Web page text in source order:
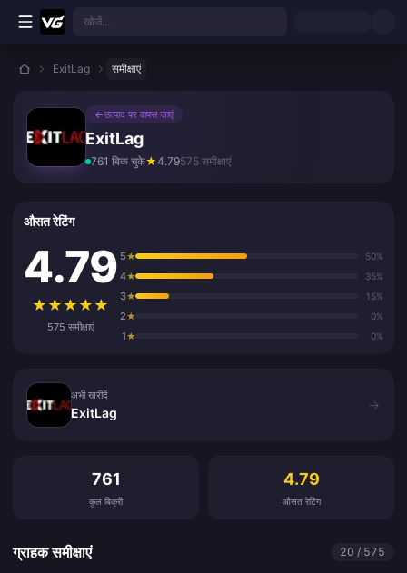
मुख्य सामग्री पर जाएं
खोजें...
ExitLag समीक्षाएं
←उत्पाद पर वापस जाएं
ExitLag
761 बिक चुके★4.79575 समीक्षाएं
औसत रेटिंग
4.79
★ ★ ★ ★ ★
575 समीक्षाएं
5★ 50%
4★ 35%
3★ 15%
2★ 0%
1★ 0%
अभी खरीदें
ExitLag
→
761
कुल बिक्री
4.79
औसत रेटिंग
ग्राहक समीक्षाएं 20 / 575